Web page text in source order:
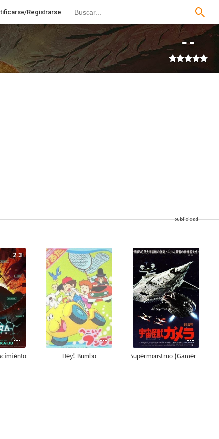
Registrarse
--
2.3 --
Hey! Bumbo
--
Supermonstruo (Gamera Super Monster)